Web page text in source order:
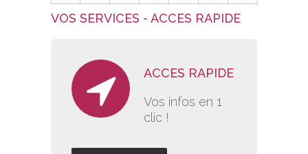
VOS SERVICES - ACCES RAPIDE
ACCES RAPIDE
Vos infos en 1
clic !